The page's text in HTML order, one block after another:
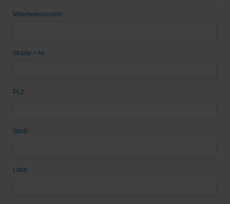
Mitarbeiteranzahl
Straße + Nr.
Pflichtfeld
PLZ*
Pflichtfeld
Stadt*
Land